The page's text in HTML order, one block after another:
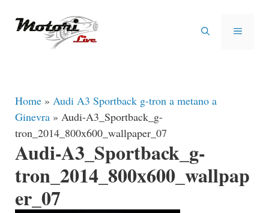
MENU
Home » Audi A3 Sportback g-tron a metano a
Ginevra » Audi-A3_Sportback_g-
tron_2014_800x600_wallpaper_07
Audi-A3_Sportback_g-
tron_2014_800x600_wallpap
er_07